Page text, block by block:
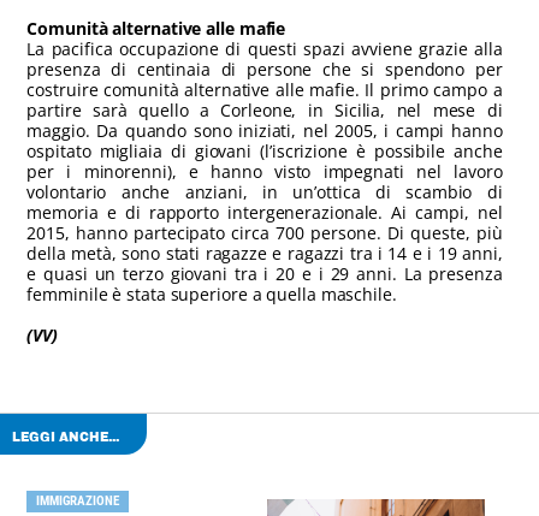
Comunità alternative alle mafie
La pacifica occupazione di questi spazi avviene grazie alla
presenza di centinaia di persone che si spendono per
costruire comunità alternative alle mafie. Il primo campo a
partire sarà quello a Corleone, in Sicilia, nel mese di
maggio. Da quando sono iniziati, nel 2005, i campi hanno
ospitato migliaia di giovani (l’iscrizione è possibile anche
per i minorenni), e hanno visto impegnati nel lavoro
volontario anche anziani, in un’ottica di scambio di
memoria e di rapporto intergenerazionale. Ai campi, nel
2015, hanno partecipato circa 700 persone. Di queste, più
della metà, sono stati ragazze e ragazzi tra i 14 e i 19 anni,
e quasi un terzo giovani tra i 20 e i 29 anni. La presenza
femminile è stata superiore a quella maschile.
(VV)
LEGGI ANCHE...
IMMIGRAZIONE